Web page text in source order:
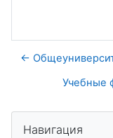
←
Учебные
Навигация